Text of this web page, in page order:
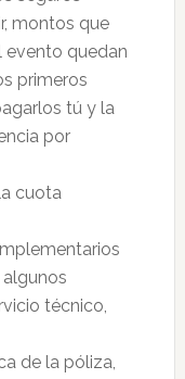
montos que
evento quedan
primeros
tú y la
por
cuota
técnico,
de la póliza,